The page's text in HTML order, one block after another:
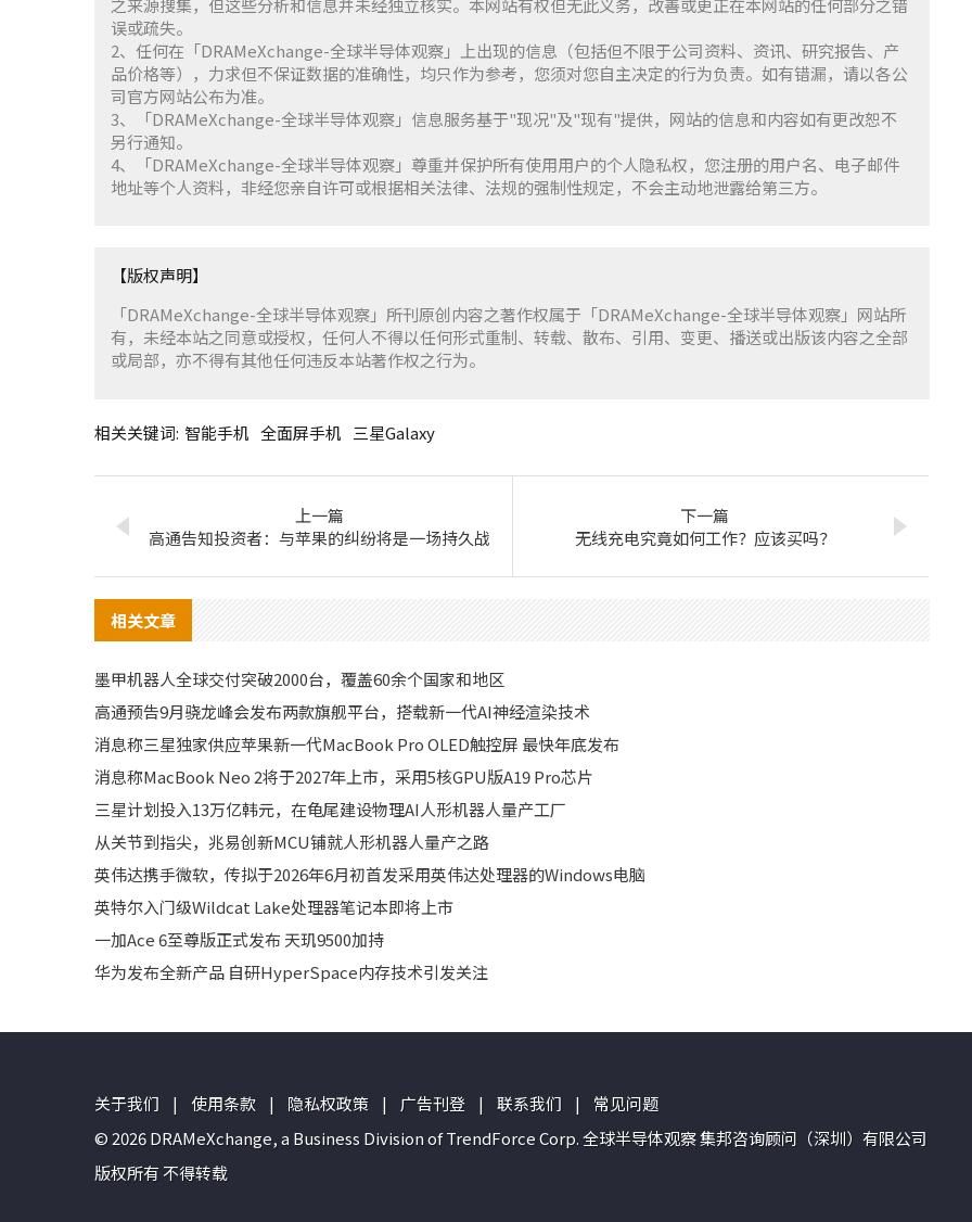
误或疏失。
2、任何在「DRAMeXchange-全球半导体观察」上出现的信息（包括但不限于公司资料、资讯、研究报告、产
品价格等），力求但不保证数据的准确性，均只作为参考，您须对您自主决定的行为负责。如有错漏，请以各公
司官方网站公布为准。
3、「DRAMeXchange-全球半导体观察」信息服务基于"现况"及"现有"提供，网站的信息和内容如有更改恕不
另行通知。
4、「DRAMeXchange-全球半导体观察」尊重并保护所有使用用户的个人隐私权，您注册的用户名、电子邮件
地址等个人资料，非经您亲自许可或根据相关法律、法规的强制性规定，不会主动地泄露给第三方。
【版权声明】
「DRAMeXchange-全球半导体观察」所刊原创内容之著作权属于「DRAMeXchange-全球半导体观察」网站所
有，未经本站之同意或授权，任何人不得以任何形式重制、转载、散布、引用、变更、播送或出版该内容之全部
或局部，亦不得有其他任何违反本站著作权之行为。
相关关键词: 智能手机 全面屏手机 三星Galaxy
上一篇
高通告知投资者：与苹果的纠纷将是一场持久战
下一篇
无线充电究竟如何工作？应该买吗？
相关文章
墨甲机器人全球交付突破2000台，覆盖60余个国家和地区
高通预告9月骁龙峰会发布两款旗舰平台，搭载新一代AI神经渲染技术
消息称三星独家供应苹果新一代MacBook Pro OLED触控屏 最快年底发布
消息称MacBook Neo 2将于2027年上市，采用5核GPU版A19 Pro芯片
三星计划投入13万亿韩元，在龟尾建设物理AI人形机器人量产工厂
从关节到指尖，兆易创新MCU铺就人形机器人量产之路
英伟达携手微软，传拟于2026年6月初首发采用英伟达处理器的Windows电脑
英特尔入门级Wildcat Lake处理器笔记本即将上市
一加Ace 6至尊版正式发布 天玑9500加持
华为发布全新产品 自研HyperSpace内存技术引发关注
关于我们 | 使用条款 | 隐私权政策 | 广告刊登 | 联系我们 |
常见问题
© 2026 DRAMeXchange, a Business Division of TrendForce Corp. 全球半导体观察 集邦咨询顾问（深圳）有限公司
版权所有 不得转载